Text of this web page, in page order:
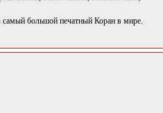
самый большой печатный Коран в мире.